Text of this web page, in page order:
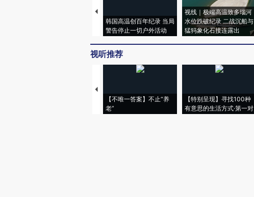
韩国高温创百年纪录 当局
警告停止一切户外活动
视线｜极端高温致多瑙河
水位跌破纪录 二战沉船与
猛犸象化石接连露出
视听推荐
【不唯一答案】不止“养
老”
【特别呈现】寻找100种
有意思的生活方式·第一对